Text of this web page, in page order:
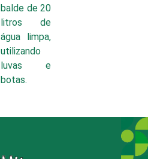
balde de 20
litros de
água limpa,
utilizando
luvas e
botas.